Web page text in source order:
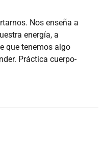
Nos enseña a
energía, a
que tenemos algo
Práctica cuerpo-